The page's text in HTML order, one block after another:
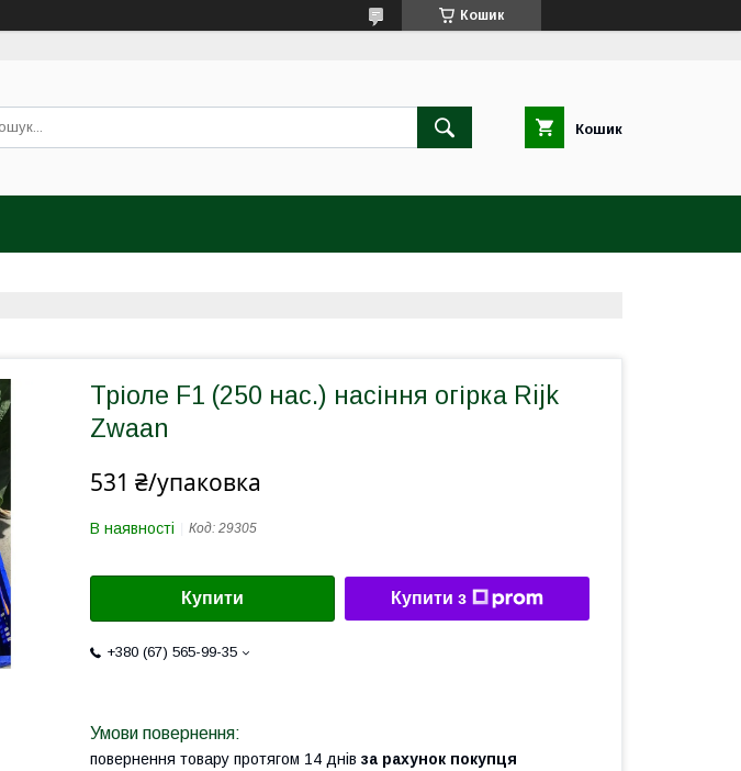
Кошик
Кошик
Тріоле F1 (250 нас.) насіння огірка Rijk
Zwaan
531 ₴/упаковка
В наявності Код: 29305
Купити Купити з
+380 (67) 565-99-35
повернення товару протягом 14 днів за рахунок покупця